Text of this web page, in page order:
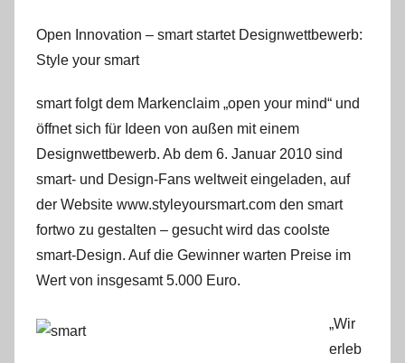
Open Innovation – smart startet Designwettbewerb:
Style your smart
smart folgt dem Markenclaim „open your mind“ und
öffnet sich für Ideen von außen mit einem
Designwettbewerb. Ab dem 6. Januar 2010 sind
smart- und Design-Fans weltweit eingeladen, auf
der Website www.styleyoursmart.com den smart
fortwo zu gestalten – gesucht wird das coolste
smart-Design. Auf die Gewinner warten Preise im
Wert von insgesamt 5.000 Euro.
„Wir
erleb